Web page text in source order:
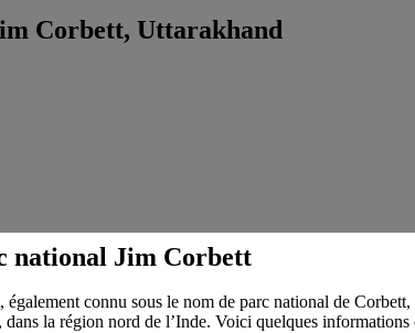
Corbett, Uttarakhand
national Jim Corbett
connu sous le nom de parc national de
dans la région nord de l’Inde. Voici quelques